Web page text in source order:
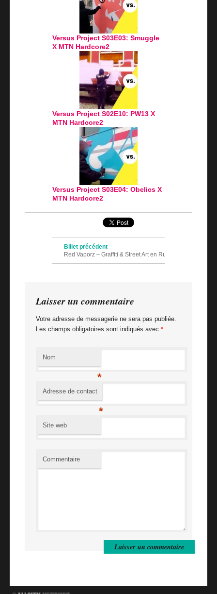
Versus Project S03E03: Smuggle
X MTN Hardcore2
Versus Project S02E10: PW13 X
MTN Hardcore2
Versus Project S03E04: Obelics X
MTN Hardcore2
Billet précédent
Red Vaporz – Graffiti & Street Art en Russie
Laisser un commentaire
Votre adresse de messagerie ne sera pas publiée.
Les champs obligatoires sont indiqués avec *
Nom
*
Adresse de contact
*
Site web
Commentaire